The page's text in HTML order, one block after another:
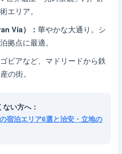
エリア。
Vía）：華やかな大通り。シ
拠点に最適。
ビアなど、マドリードから鉄
の街。
い方へ：
宿泊エリア6選と治安・立地の